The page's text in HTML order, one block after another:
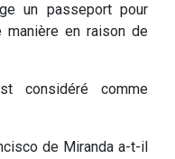
un passeport pour
manière en raison de
considéré comme
de Miranda a-t-il